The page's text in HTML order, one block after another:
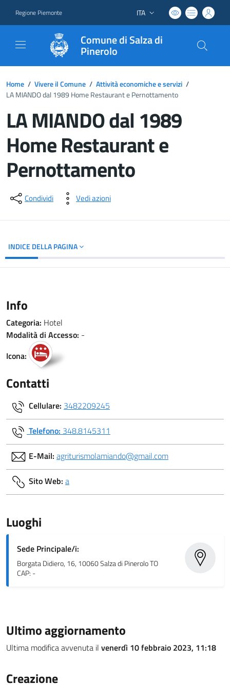
Regione Piemonte Lingua attiva:
ITA
Comune di Salza di
Pinerolo
Home / Vivere il Comune / Attività economiche e servizi /
LA MIANDO dal 1989 Home Restaurant e Pernottamento
LA MIANDO dal 1989
Home Restaurant e
Pernottamento
Dettagli del documento
Condividi Vedi azioni
INDICE DELLA PAGINA
Info
Categoria: Hotel
Modalità di Accesso: -
Icona:
Contatti
Cellulare: 3482209245
Telefono: 348.8145311
E-Mail: agriturismolamiando@gmail.com
Sito Web: a
Luoghi
Sede Principale/i:
Borgata Didiero, 16, 10060 Salza di Pinerolo TO
CAP: -
Ultimo aggiornamento
Ultima modifica avvenuta il venerdì 10 febbraio 2023, 11:18
Creazione